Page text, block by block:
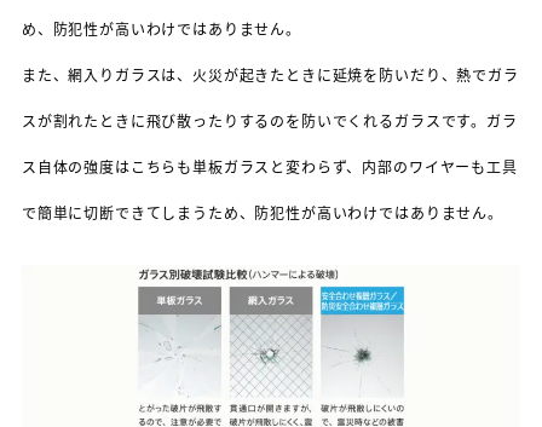
め、防犯性が高いわけではありません。
また、網入りガラスは、火災が起きたときに延焼を防いだり、熱でガラ
スが割れたときに飛び散ったりするのを防いでくれるガラスです。ガラ
ス自体の強度はこちらも単板ガラスと変わらず、内部のワイヤーも工具
で簡単に切断できてしまうため、防犯性が高いわけではありません。